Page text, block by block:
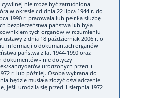
cywilnej nie może być zatrudniona
w okresie od dnia 22 lipca 1944 r. do
1990 r. pracowała lub pełniła służbę
bezpieczeństwa państwa lub była
tych organów w rozumieniu
ustawy z dnia 18 październiak 2006 r. o
informacji o dokumantach organów
państwa z lat 1944-1990 oraz
dokumentów - nie dotyczy
kandydatów urodzonych przed 1
r. lub później. Osoba wybrana do
będzie musiała złożyć oświadczenie
jeśli urodziła się przed 1 sierpnia 1972